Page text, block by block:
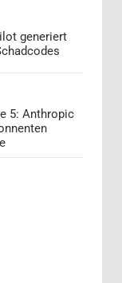
generiert
5: Anthropic